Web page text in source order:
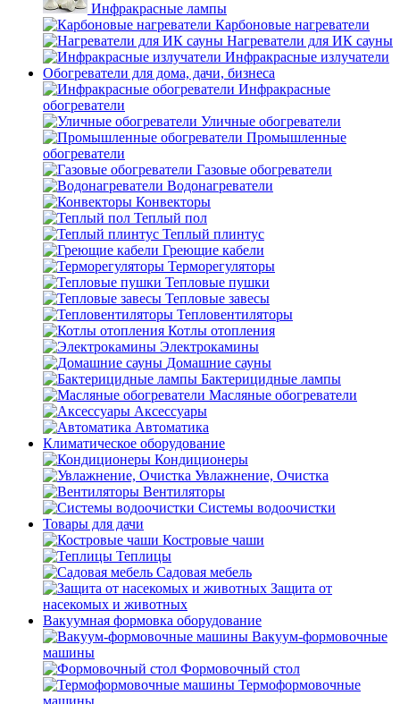
Инфракрасные лампы
Карбоновые нагреватели
Нагреватели для ИК сауны
Инфракрасные излучатели
Обогреватели для дома, дачи, бизнеса
Инфракрасные
обогреватели
Уличные обогреватели
Промышленные
обогреватели
Газовые обогреватели
Водонагреватели
Конвекторы
Теплый пол
Теплый плинтус
Греющие кабели
Терморегуляторы
Тепловые пушки
Тепловые завесы
Тепловентиляторы
Котлы отопления
Электрокамины
Домашние сауны
Бактерицидные лампы
Масляные обогреватели
Аксессуары
Автоматика
Климатическое оборудование
Кондиционеры
Увлажнение, Очистка
Вентиляторы
Системы водоочистки
Товары для дачи
Костровые чаши
Теплицы
Садовая мебель
Защита от
насекомых и животных
Вакуумная формовка оборудование
Вакуум-формовочные
машины
Формовочный стол
Термоформовочные
машины